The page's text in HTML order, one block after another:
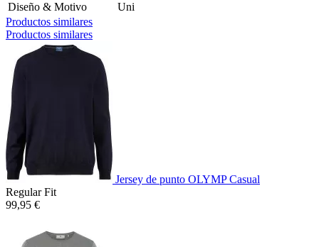
Diseño & Motivo
Uni
Productos similares
Productos similares
Jersey de punto OLYMP Casual
Regular Fit
99,95 €